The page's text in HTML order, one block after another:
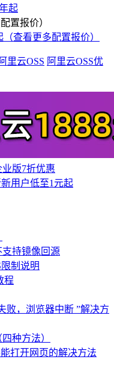
起
置报价）
查看更多配置报价）
阿里云OSS 阿里云OSS优
版7折优惠
用户低至1元起
支持镜像回源
制说明
程
败，浏览器中断 ”解决方
种方法）
打开网页的解决方法